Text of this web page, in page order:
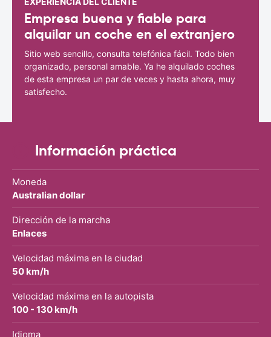
Empresa buena y fiable para
alquilar un coche en el extranjero
Sitio web sencillo, consulta telefónica fácil. Todo bien
organizado, personal amable. Ya he alquilado coches
de esta empresa un par de veces y hasta ahora, muy
satisfecho.
Información práctica
Moneda
Australian dollar
Dirección de la marcha
Enlaces
Velocidad máxima en la ciudad
50 km/h
Velocidad máxima en la autopista
100 - 130 km/h
Idioma